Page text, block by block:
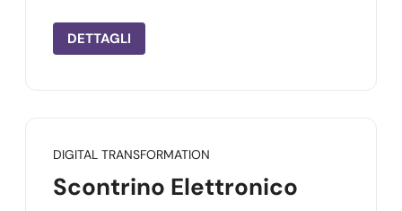
DETTAGLI
DIGITAL TRANSFORMATION
Scontrino Elettronico